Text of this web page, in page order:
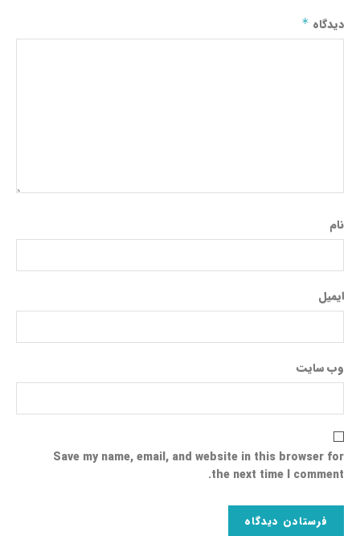
دیدگاه*
نام
ایمیل
وب‌ سایت
Save my name, email, and website in this browser for
the next time I comment.